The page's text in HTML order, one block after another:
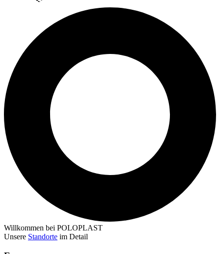
Willkommen bei POLOPLAST
Unsere Standorte im Detail